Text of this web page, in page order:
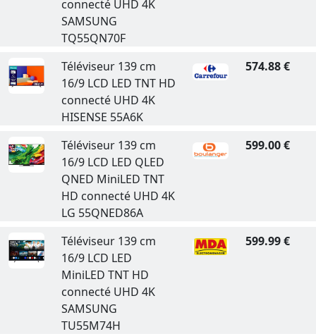
connecté UHD 4K
SAMSUNG
TQ55QN70F
Téléviseur 139 cm
16/9 LCD LED TNT HD
connecté UHD 4K
HISENSE 55A6K
574.88 €
Téléviseur 139 cm
16/9 LCD LED QLED
QNED MiniLED TNT
HD connecté UHD 4K
LG 55QNED86A
599.00 €
Téléviseur 139 cm
16/9 LCD LED
MiniLED TNT HD
connecté UHD 4K
SAMSUNG
TU55M74H
599.99 €